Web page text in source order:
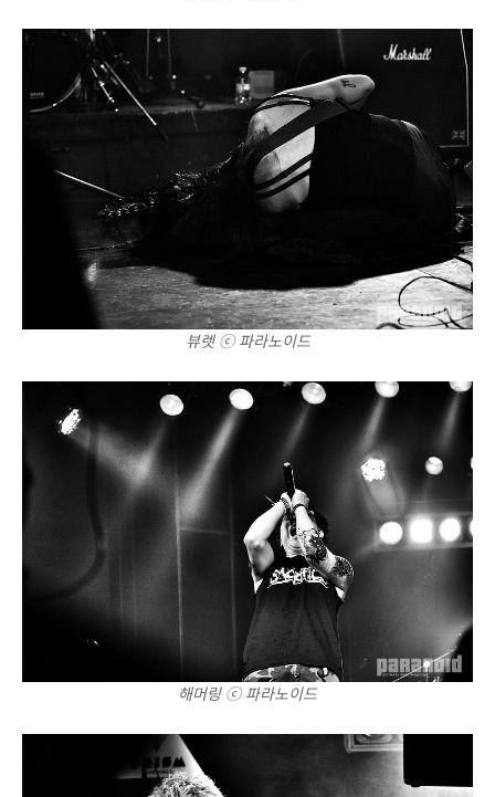
뷰렛 ⓒ 파라노이드
해머링 ⓒ 파라노이드